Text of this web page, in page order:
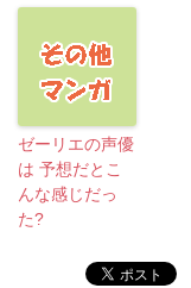
ゼーリエの声優
は 予想だとこ
んな感じだっ
た?